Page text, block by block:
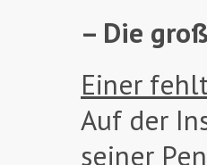
– Die
Einer
Auf der
seiner